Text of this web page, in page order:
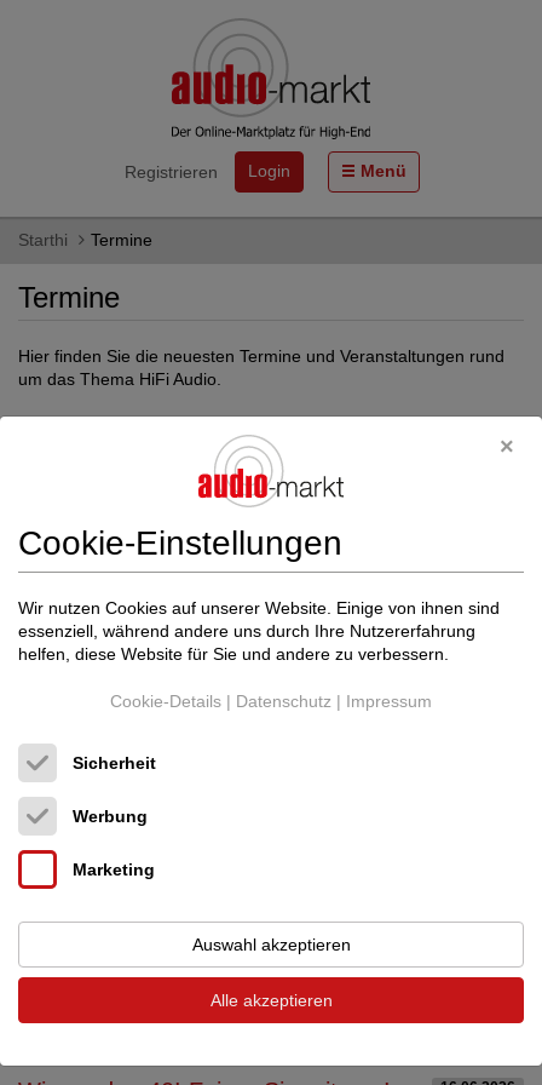
Registrieren Login Menü
Starthi Termine
Termine
Hier finden Sie die neuesten Termine und Veranstaltungen rund
um das Thema HiFi Audio.
Zeitraum
Alle
Termine vom Händler DIPOLSTUDIO
Filter zurücksetzen
Filter anwenden
Cookie-Einstellungen
Wir nutzen Cookies auf unserer Website. Einige von ihnen sind
essenziell, während andere uns durch Ihre Nutzererfahrung
helfen, diese Website für Sie und andere zu verbessern.
Cookie-Details | Datenschutz | Impressum
Sicherheit
Werbung
Marketing
Auswahl akzeptieren
Alle akzeptieren